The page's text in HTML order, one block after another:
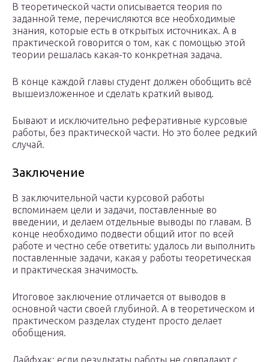
В теоретической части описывается теория по
заданной теме, перечисляются все необходимые
знания, которые есть в открытых источниках. А в
практической говорится о том, как с помощью этой
теории решалась какая-то конкретная задача.
В конце каждой главы студент должен обобщить всё
вышеизложенное и сделать краткий вывод.
Бывают и исключительно реферативные курсовые
работы, без практической части. Но это более редкий
случай.
Заключение
В заключительной части курсовой работы
вспоминаем цели и задачи, поставленные во
введении, и делаем отдельные выводы по главам. В
конце необходимо подвести общий итог по всей
работе и честно себе ответить: удалось ли выполнить
поставленные задачи, какая у работы теоретическая
и практическая значимость.
Итоговое заключение отличается от выводов в
основной части своей глубиной. А в теоретическом и
практическом разделах студент просто делает
обобщения.
Лайфхак: если результаты работы не совпадают с